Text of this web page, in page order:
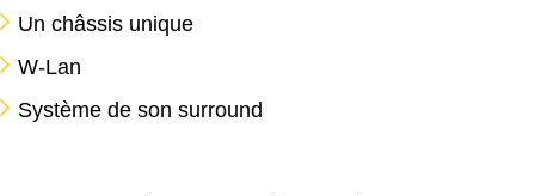
Un châssis unique
W-Lan
Système de son surround